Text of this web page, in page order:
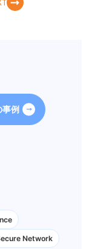
事例
Network